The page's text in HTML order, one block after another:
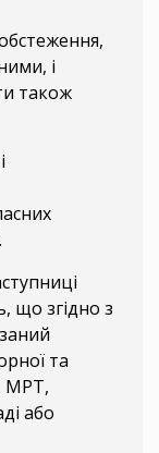
і
також
що згідно з
та
МРТ,
або